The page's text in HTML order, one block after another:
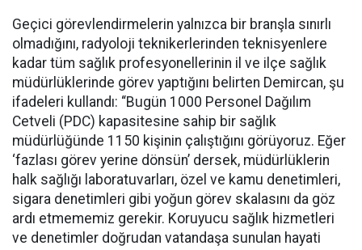
Geçici görevlendirmelerin yalnızca bir branşla sınırlı
olmadığını, radyoloji teknikerlerinden teknisyenlere
kadar tüm sağlık profesyonellerinin il ve ilçe sağlık
müdürlüklerinde görev yaptığını belirten Demircan, şu
ifadeleri kullandı: “Bugün 1000 Personel Dağılım
Cetveli (PDC) kapasitesine sahip bir sağlık
müdürlüğünde 1150 kişinin çalıştığını görüyoruz. Eğer
‘fazlası görev yerine dönsün’ dersek, müdürlüklerin
halk sağlığı laboratuvarları, özel ve kamu denetimleri,
sigara denetimleri gibi yoğun görev skalasını da göz
ardı etmememiz gerekir. Koruyucu sağlık hizmetleri
ve denetimler doğrudan vatandaşa sunulan hayati